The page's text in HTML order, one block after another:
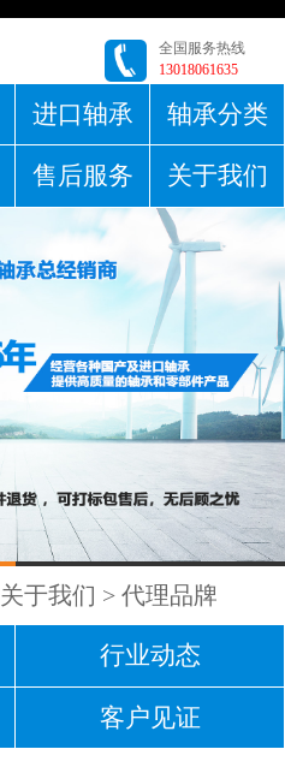
全国服务热线
13018061635
进口轴承 轴承分类
售后服务 关于我们
关于我们 > 代理品牌
行业动态
客户见证